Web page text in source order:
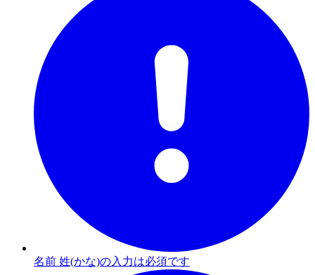
名前 姓(かな)の入力は必須です